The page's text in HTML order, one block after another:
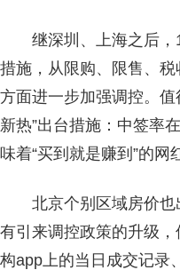
继深圳、上海之后
措施，从限购、限售、
方面进一步加强调控。
新热”出台措施：中签率
味着“买到就是赚到”的网
北京个别区域房价
有引来调控政策的升级
构app上的当日成交记录